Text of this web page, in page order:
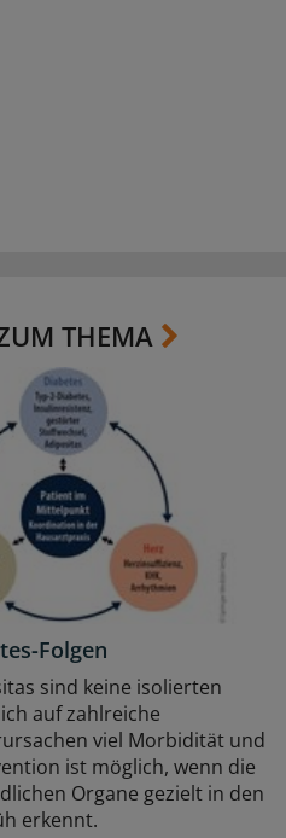
THEMA
Folgen
sind keine isolierten
auf zahlreiche
viel Morbidität und
ist möglich, wenn die
Organe gezielt in den
erkennt.